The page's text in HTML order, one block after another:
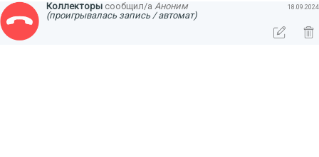
18.09.2024
Коллекторы сообщил/а Аноним
(проигрывалась запись / автомат)